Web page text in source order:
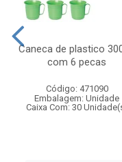
Caneca de plastico
com 6 pecas
Código: 471090
Embalagem: Unidade
Caixa Com: 30